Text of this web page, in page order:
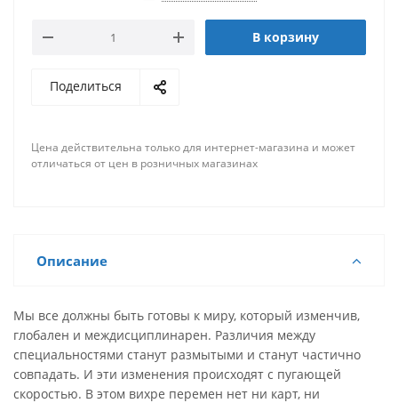
В корзину
Поделиться
Цена действительна только для интернет-магазина и может
отличаться от цен в розничных магазинах
Описание
Мы все должны быть готовы к миру, который изменчив,
глобален и междисциплинарен. Различия между
специальностями станут размытыми и станут частично
совпадать. И эти изменения происходят с пугающей
скоростью. В этом вихре перемен нет ни карт, ни